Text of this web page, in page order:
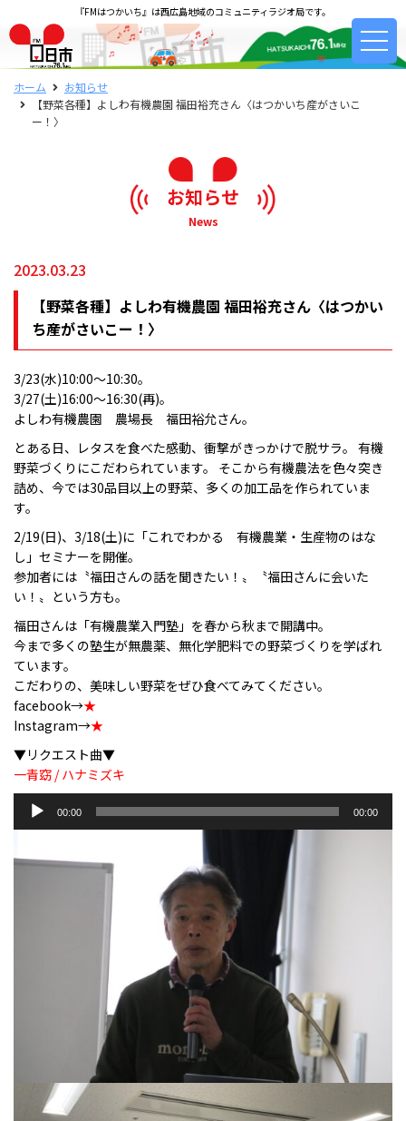
『FMはつかいち』は西広島地域のコミュニティラジオ局です。
ホーム
お知らせ
【野菜各種】よしわ有機農園 福田裕充さん〈はつかいち産がさいこ
ー！〉
お知らせ
News
2023.03.23
【野菜各種】よしわ有機農園 福田裕充さん〈はつかい
ち産がさいこー！〉
3/23(水)10:00〜10:30。
3/27(土)16:00〜16:30(再)。
よしわ有機農園 農場長 福田裕允さん。
とある日、レタスを食べた感動、衝撃がきっかけで脱サラ。 有機
野菜づくりにこだわられています。 そこから有機農法を色々突き
詰め、今では30品目以上の野菜、多くの加工品を作られていま
す。
2/19(日)、3/18(土)に「これでわかる 有機農業・生産物のはな
し」セミナーを開催。
参加者には〝福田さんの話を聞きたい！〟〝福田さんに会いた
い！〟という方も。
福田さんは「有機農業入門塾」を春から秋まで開講中。
今まで多くの塾生が無農薬、無化学肥料での野菜づくりを学ばれ
ています。
こだわりの、美味しい野菜をぜひ食べてみてください。
facebook→★
Instagram→★
▼リクエスト曲▼
一青窈 / ハナミズキ
レ
00:00 00:00